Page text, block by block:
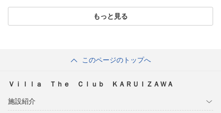
もっと見る
このページのトップへ
Ｖｉｌｌａ Ｔｈｅ Ｃｌｕｂ ＫＡＲＵＩＺＡＷＡ
施設紹介